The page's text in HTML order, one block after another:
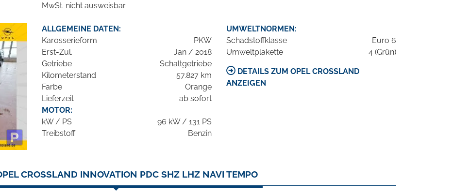
MwSt. nicht ausweisbar
ALLGEMEINE DATEN:
Karosserieform
PKW
Erst-Zul.
Jan / 2018
Getriebe
Schaltgetriebe
Kilometerstand
57.827 km
Farbe
Orange
Lieferzeit
ab sofort
MOTOR:
kW / PS
96 kW / 131 PS
Treibstoff
Benzin
UMWELTNORMEN:
Schadstoffklasse
Euro 6
Umweltplakette
4 (Grün)
DETAILS ZUM OPEL CROSSLAND
ANZEIGEN
CROSSLAND INNOVATION PDC SHZ LHZ NAVI TEMPO